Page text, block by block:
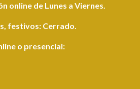
online de Lunes a Viernes.
festivos: Cerrado.
o presencial: